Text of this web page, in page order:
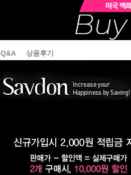
Q&A 상품후기
*인기 수입상품